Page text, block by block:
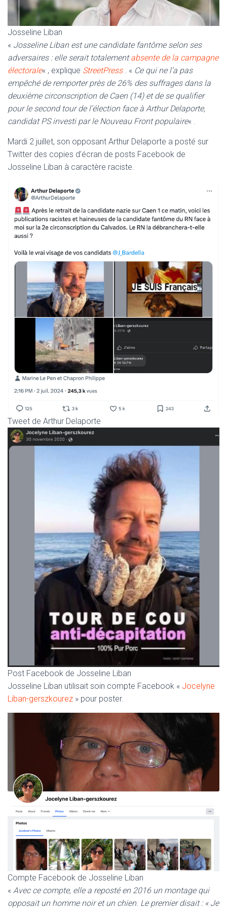
Josseline Liban
« Josseline Liban est une candidate fantôme selon ses
adversaires : elle serait totalementabsente de la campagne
électorale« , explique StreetPress. « Ce qui ne l’a pas
empêché de remporter près de 26% des suffrages dans la
deuxième circonscription de Caen (14) et de se qualifier
pour le second tour de l’élection face à Arthur Delaporte,
candidat PS investi par le Nouveau Front populaire« .
Mardi 2 juillet, son opposant Arthur Delaporte a posté sur
Twitter des copies d’écran de posts Facebook de
Josseline Liban à caractère raciste.
Tweet de Arthur Delaporte
Post Facebook de Josseline Liban
Josseline Liban utilisait soin compte Facebook « Jocelyne
Liban-gerszkourez » pour poster.
Compte Facebook de Josseline Liban
« Avec ce compte, elle a reposté en 2016 un montage qui
opposait un homme noir et un chien. Le premier disait : « Je